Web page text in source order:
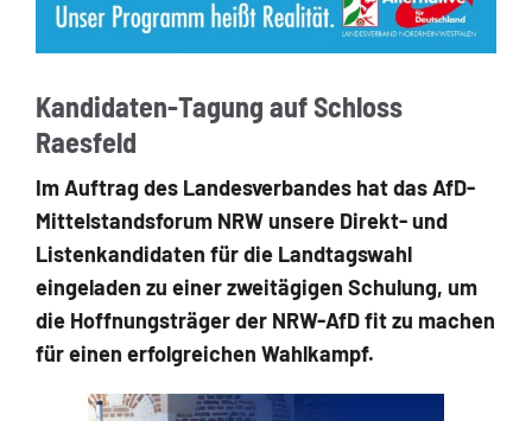
Kandidaten-Tagung auf Schloss
Raesfeld
Im Auftrag des Landesverbandes hat das AfD-
Mittelstandsforum NRW unsere Direkt- und
Listenkandidaten für die Landtagswahl
eingeladen zu einer zweitägigen Schulung, um
die Hoffnungsträger der NRW-AfD fit zu machen
für einen erfolgreichen Wahlkampf.